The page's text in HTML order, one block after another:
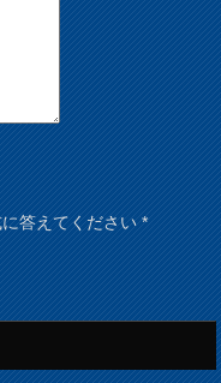
答えてください*